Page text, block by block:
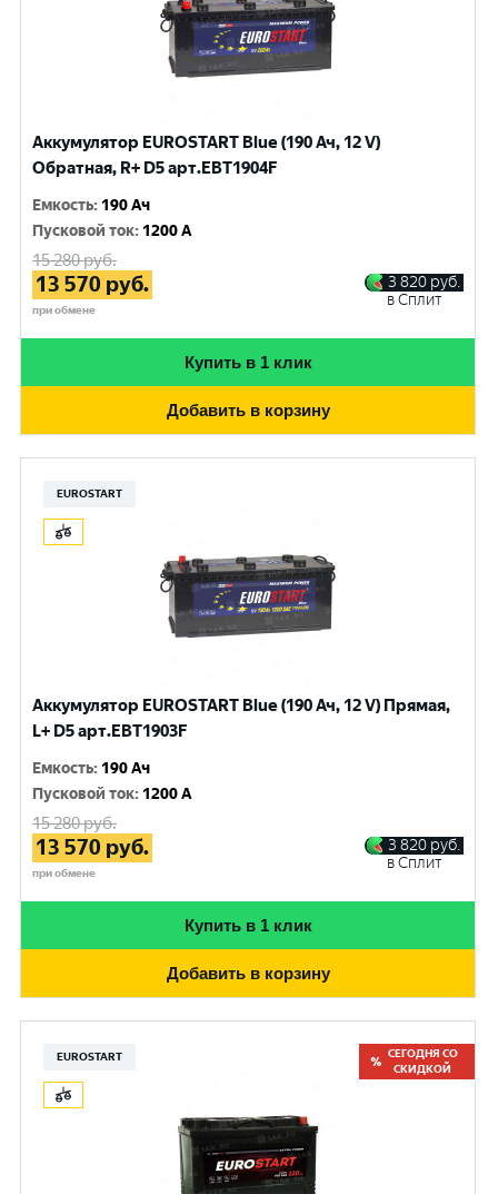
Аккумулятор EUROSTART Blue (190 Ач, 12 V)
Обратная, R+ D5 арт.EBT1904F
Емкость: 190 Ач
Пусковой ток: 1200 A
15 280руб.
13 570 руб.
при обмене
3 820 руб.
в Сплит
Купить в 1 клик
Добавить в корзину
EUROSTART
Аккумулятор EUROSTART Blue (190 Ач, 12 V) Прямая,
L+ D5 арт.EBT1903F
Емкость: 190 Ач
Пусковой ток: 1200 A
15 280руб.
13 570 руб.
при обмене
3 820 руб.
в Сплит
Купить в 1 клик
Добавить в корзину
EUROSTART
СЕГОДНЯ СО
СКИДКОЙ